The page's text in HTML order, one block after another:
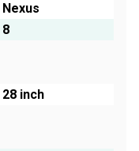
Nexus
8
28 inch